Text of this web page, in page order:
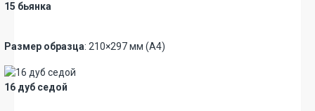
15 бьянка
Размер образца: 210×297 мм (А4)
16 дуб седой